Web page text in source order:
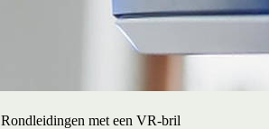
Rondleidingen met een VR-bril